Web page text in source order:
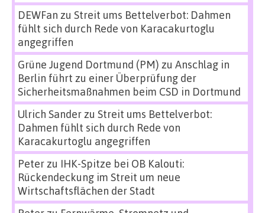
DEWFan zu Streit ums Bettelverbot: Dahmen
fühlt sich durch Rede von Karacakurtoglu
angegriffen
Grüne Jugend Dortmund (PM) zu Anschlag in
Berlin führt zu einer Überprüfung der
Sicherheitsmaßnahmen beim CSD in Dortmund
Ulrich Sanderzu Streit ums Bettelverbot:
Dahmen fühlt sich durch Rede von
Karacakurtoglu angegriffen
Peterzu IHK-Spitze bei OB Kalouti:
Rückendeckung im Streit um neue
Wirtschaftsflächen der Stadt